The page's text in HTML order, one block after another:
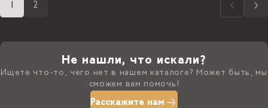
2
Не нашли, что искали?
Ищете что-то, чего нет в нашем каталоге? Может быть, мы
сможем вам помочь!
Расскажите нам